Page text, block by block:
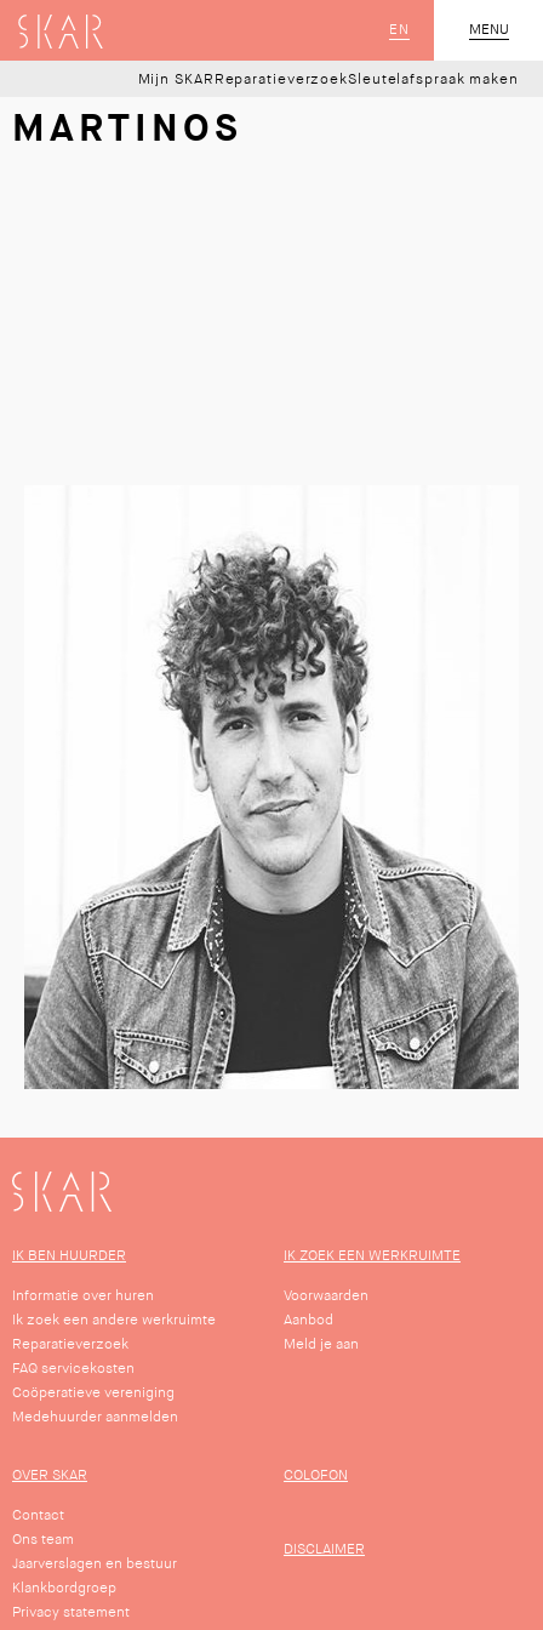
MENU
SLUIT
EN
SKAR
Mijn SKAR ReparatieverzoekSleutelafspraak maken
MARTINOS
SKAR
IK BEN HUURDER
Informatie over huren
Ik zoek een andere werkruimte
Reparatieverzoek
FAQ servicekosten
Coöperatieve vereniging
Medehuurder aanmelden
IK ZOEK EEN WERKRUIMTE
Voorwaarden
Aanbod
Meld je aan
OVER SKAR
Contact
Ons team
Jaarverslagen en bestuur
Klankbordgroep
Privacy statement
COLOFON
DISCLAIMER